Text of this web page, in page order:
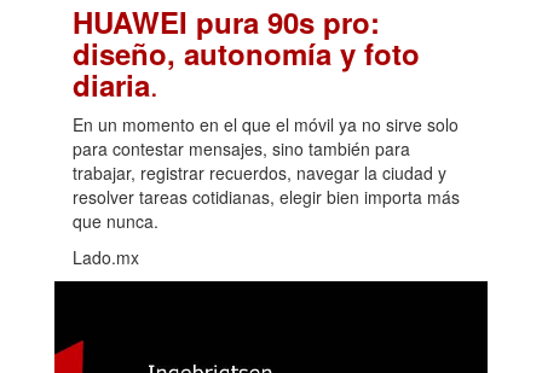
HUAWEI pura 90s pro:
diseño, autonomía y foto
diaria.
En un momento en el que el móvil ya no sirve solo
para contestar mensajes, sino también para
trabajar, registrar recuerdos, navegar la ciudad y
resolver tareas cotidianas, elegir bien importa más
que nunca.
Lado.mx